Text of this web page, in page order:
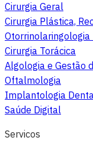
Cirurgia Geral
Cirurgia Plástica,
Otorrinolaringologia
Cirurgia Torácica
Algologia e Gestão
Oftalmologia
Implantologia
Saúde Digital
Servicos